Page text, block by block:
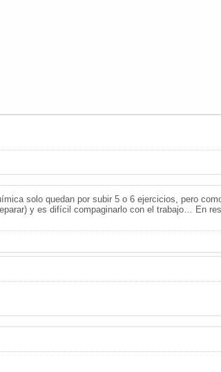
solo quedan por subir 5 o 6 ejercicios, pero
y es difícil compaginarlo con el trabajo… En